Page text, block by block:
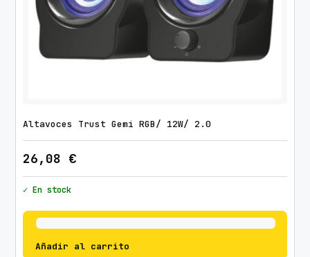
Altavoces Trust Gemi RGB/ 12W/ 2.0
26,08 €
✓ En stock
Añadir al carrito